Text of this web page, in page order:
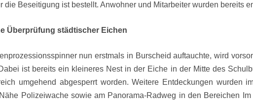
die Beseitigung ist bestellt. Anwohner und Mitarbeiter wurden bereits
Überprüfung städtischer Eichen
nun erstmals in Burscheid auftauchte, wird
ist bereits ein kleineres Nest in der Eiche in der Mitte des
umgehend abgesperrt worden. Weitere Entdeckungen wurden
Polizeiwache sowie am Panorama-Radweg in den Bereichen